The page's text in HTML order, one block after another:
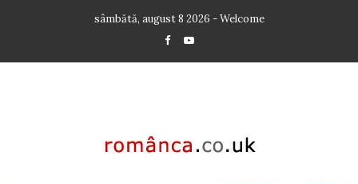
sâmbătă, august 8 2026 - Welcome